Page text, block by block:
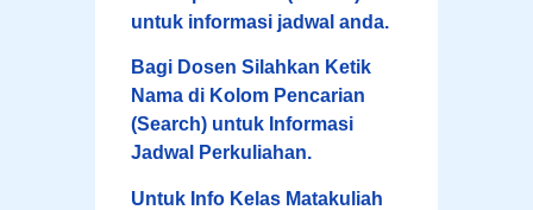
untuk informasi jadwal anda.
Bagi Dosen Silahkan Ketik
Nama di Kolom Pencarian
(Search) untuk Informasi
Jadwal Perkuliahan.
Untuk Info Kelas Matakuliah